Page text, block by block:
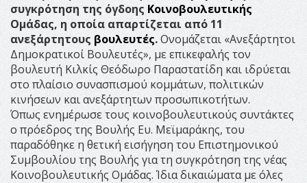
συγκρότηση της όγδοης Κοινοβουλευτικής
Ομάδας, η οποία απαρτίζεται από 11
ανεξάρτητουςβουλευτές.Ονομάζεται «Ανεξάρτητοι
Δημοκρατικοί Βουλευτές», με επικεφαλής τον
βουλευτή Κιλκίς Θεόδωρο Παραστατίδη και ιδρύεται
στο πλαίσιο συνασπισμού κομμάτων, πολιτικών
κινήσεων και ανεξάρτητων προσωπικοτήτων.
Όπως ενημέρωσε τους κοινοβουλευτικούς συντάκτες
ο πρόεδρος της Βουλής Ευ. Μεϊμαράκης, του
παραδόθηκε η θετική εισήγηση του Επιστημονικού
Συμβουλίου της Βουλής για τη συγκρότηση της νέας
Κοινοβουλευτικής Ομάδας. Ίδια δικαιώματα με όλες